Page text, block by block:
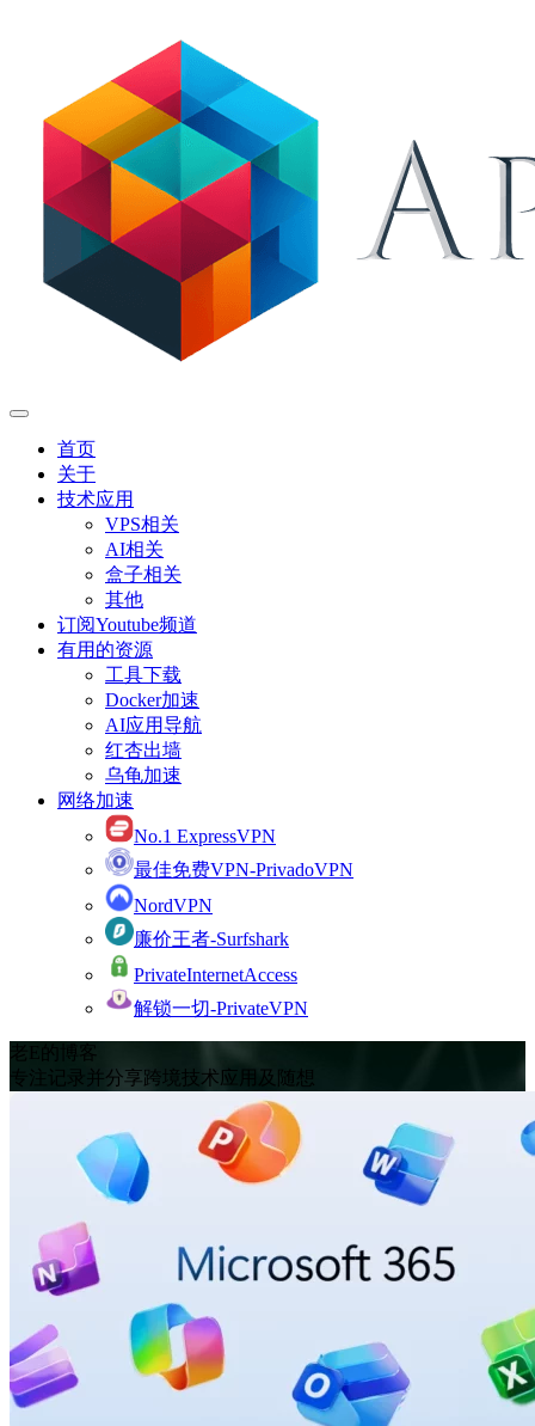
首页
关于
技术应用
VPS相关
AI相关
盒子相关
其他
订阅Youtube频道
有用的资源
工具下载
Docker加速
AI应用导航
红杏出墙
乌龟加速
网络加速
No.1 ExpressVPN
最佳免费VPN-PrivadoVPN
NordVPN
廉价王者-Surfshark
PrivateInternetAccess
解锁一切-PrivateVPN
老E的博客
专注记录并分享跨境技术应用及随想